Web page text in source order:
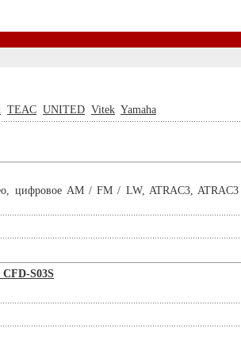
TEAC UNITED Vitek Yamaha
цифровое AM / FM / LW, ATRAC3,
S03S